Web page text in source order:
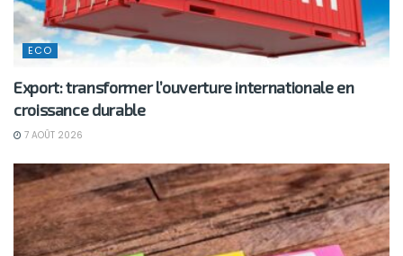
ECO
Export: transformer l’ouverture internationale en
croissance durable
7 AOÛT 2026